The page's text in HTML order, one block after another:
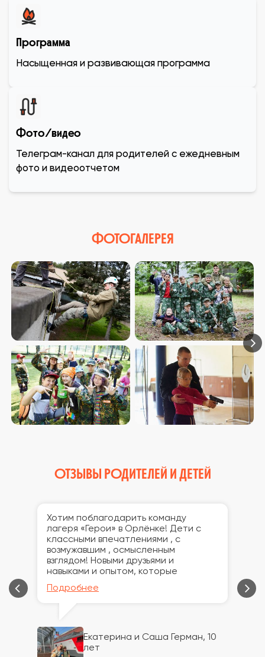
Программа
Насыщенная и развивающая программа
Фото/видео
Телеграм-канал для родителей с ежедневным
фото и видеоотчетом
ФОТОГАЛЕРЕЯ
ОТЗЫВЫ РОДИТЕЛЕЙ И ДЕТЕЙ
Хотим поблагодарить команду
лагеря «Герои» в Орлёнке! Дети с
классными впечатлениями , с
возмужавшим , осмысленным
взглядом! Новыми друзьями и
навыками и опытом, которые
останутся на всю жизнь!
Подробнее
Екатерина и Саша Герман, 10
лет